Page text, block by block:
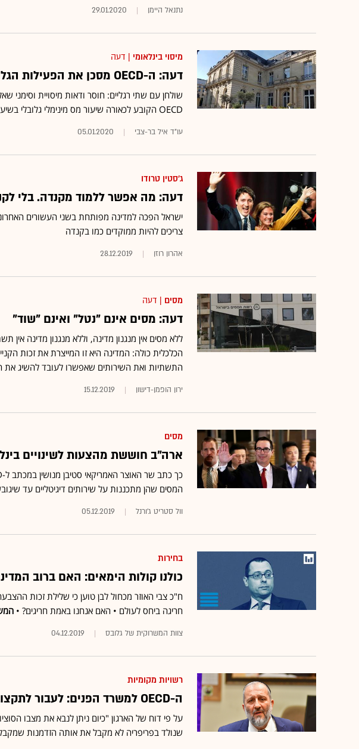
נתנאל היימן 29.01.2020
מיסוי בינלאומי | דעה
דעה: ה-OECD מסכן את הפעילות הגלובלית של החברות הישראליות
שולחן עם שתי רגליים: חוסר ודאות מיסויית וסימני
OECD הקובע לכאורה שיעור מס מינימלי גלובלי בשיעור של 15% •
עו"ד איל בר-צבי 05.01.2020
ג'סטין טרודו
דעה: מה אפשר ללמוד מקנדה. בלי
ישראל הפכה למדינה מפותחת בשני העשורים
צריכים להיות ממוקדים כמו בקנדה
אהרון רוזן 28.12.2019
מסים | דעה
דעה: מסים אינם "נטל" ואינם "שוד"
ללא מסים אין מנגנון מדינה, וללא מנגנון מדינה אין
הכלכלית כולה: המדינה היא זו המייצרת את זכות
התשתיות ואת השירותים שאפשרו לעובד להשיג את
ירון הופמן-דישון 15.12.2019
מסים
ארה"ב חוששת מהצעות לשינויים
המסים שהן מתכננות על שירותים דיגיטליים עד
וול סטריט ג'ורנל 05.12.2019
בחירות
כולנו קולות הימאים: האם ברוב
ח"כ צבי האוזר מכחול לבן טוען כי שלילת זכות
חריגה ביחס לעולם • האם אנחנו באמת חריגים? •
צוות המשרוקית של גלובס 04.12.2019
רשויות מקומיות
ה-OECD למשרד הפנים: לעבור לתקצוב דיפרנציאלי של רשויות
על פי דוח של הארגון "כיום ניתן לנבא את מצבו
שנולד בפריפריה לא מקבל את אותה הזדמנות